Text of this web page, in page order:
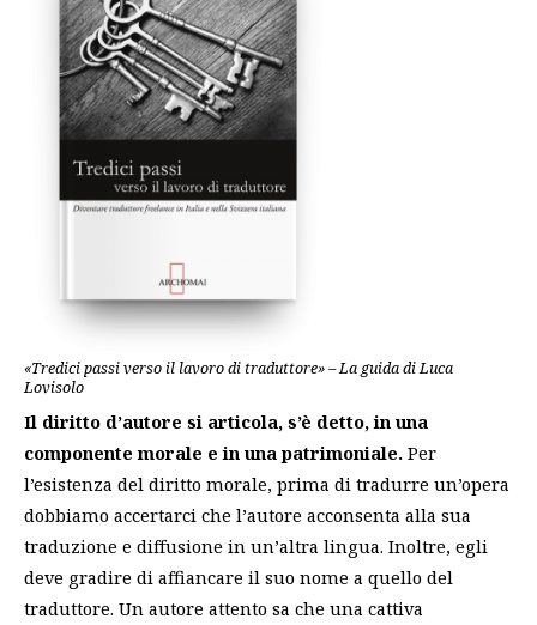
«Tredici passi verso il lavoro di traduttore» – La guida di Luca
Lovisolo
Il diritto d’autore si articola, s’è detto, in una
componente morale e in una patrimoniale. Per
l’esistenza del diritto morale, prima di tradurre un’opera
dobbiamo accertarci che l’autore acconsenta alla sua
traduzione e diffusione in un’altra lingua. Inoltre, egli
deve gradire di affiancare il suo nome a quello del
traduttore. Un autore attento sa che una cattiva